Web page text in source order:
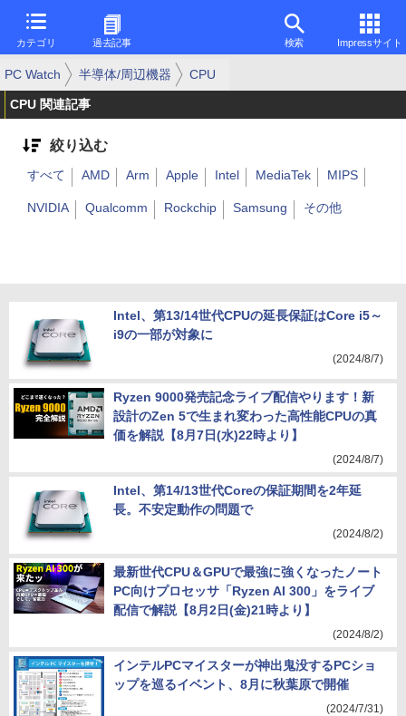
カテゴリ 過去記事 検索 Impressサイト
PC Watch 半導体/周辺機器 CPU
CPU 関連記事
絞り込む
すべて AMD Arm Apple Intel MediaTek MIPS
NVIDIA Qualcomm Rockchip Samsung その他
Intel、第13/14世代CPUの延長保証はCore i5～
i9の一部が対象に
(2024/8/7)
Ryzen 9000発売記念ライブ配信やります！新
設計のZen 5で生まれ変わった高性能CPUの真
価を解説【8月7日(水)22時より】
(2024/8/7)
Intel、第14/13世代Coreの保証期間を2年延
長。不安定動作の問題で
(2024/8/2)
最新世代CPU＆GPUで最強に強くなったノート
PC向けプロセッサ「Ryzen AI 300」をライブ
配信で解説【8月2日(金)21時より】
(2024/8/2)
インテルPCマイスターが神出鬼没するPCショ
ップを巡るイベント、8月に秋葉原で開催
(2024/7/31)